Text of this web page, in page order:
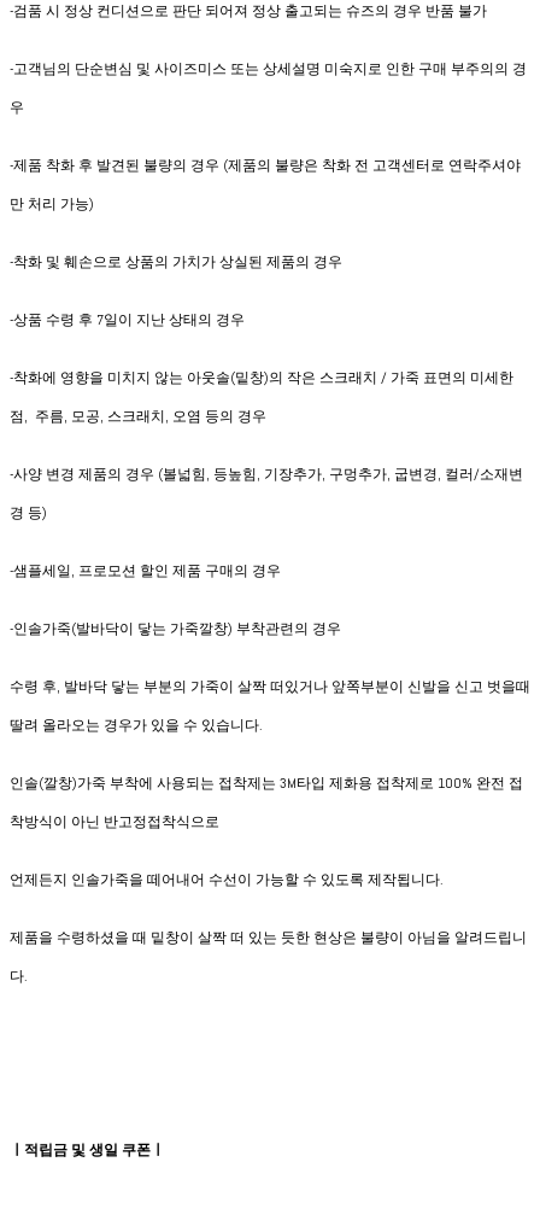
-검품 시 정상 컨디션으로 판단 되어져 정상 출고되는 슈즈의 경우 반품 불가
-고객님의 단순변심 및 사이즈미스 또는 상세설명 미숙지로 인한 구매 부주의의 경
우
-제품 착화 후 발견된 불량의 경우 (제품의 불량은 착화 전 고객센터로 연락주셔야
만 처리 가능)
-착화 및 훼손으로 상품의 가치가 상실된 제품의 경우
-상품 수령 후 7일이 지난 상태의 경우
-착화에 영향을 미치지 않는 아웃솔(밑창)의 작은 스크래치 / 가죽 표면의 미세한
점, 주름, 모공, 스크래치, 오염 등의 경우
-사양 변경 제품의 경우 (볼넓힘, 등높힘, 기장추가, 구멍추가, 굽변경, 컬러/소재변
경 등)
-샘플세일, 프로모션 할인 제품 구매의 경우
-인솔가죽(발바닥이 닿는 가죽깔창) 부착관련의 경우
수령 후, 발바닥 닿는 부분의 가죽이 살짝 떠있거나 앞쪽부분이 신발을 신고 벗을때
딸려 올라오는 경우가 있을 수 있습니다.
인솔(깔창)가죽 부착에 사용되는 접착제는 3M타입 제화용 접착제로 100% 완전 접
착방식이 아닌 반고정접착식으로
언제든지 인솔가죽을 떼어내어 수선이 가능할 수 있도록 제작됩니다.
제품을 수령하셨을 때 밑창이 살짝 떠 있는 듯한 현상은 불량이 아님을 알려드립니
다.
ㅣ적립금 및 생일 쿠폰ㅣ